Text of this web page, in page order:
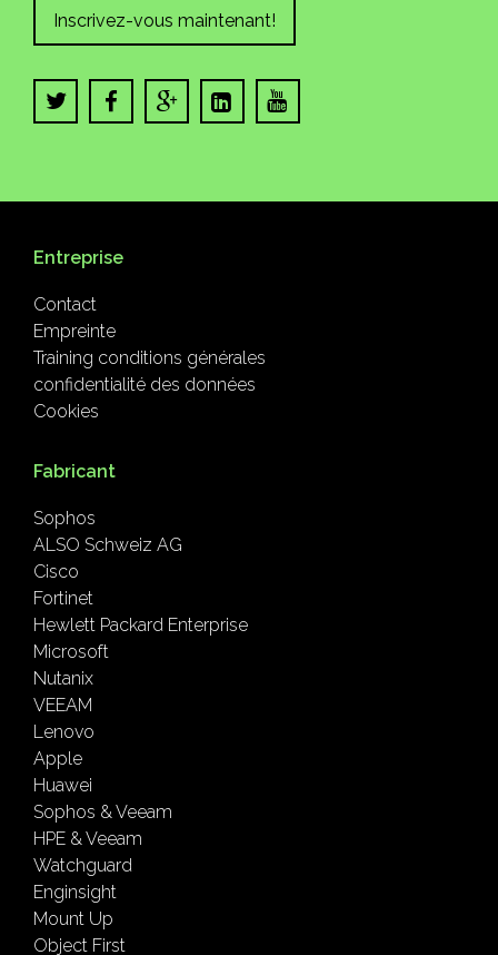
Inscrivez-vous maintenant!
Entreprise
Contact
Empreinte
Training conditions générales
confidentialité des données
Cookies
Fabricant
Sophos
ALSO Schweiz AG
Cisco
Fortinet
Hewlett Packard Enterprise
Microsoft
Nutanix
VEEAM
Lenovo
Apple
Huawei
Sophos & Veeam
HPE & Veeam
Watchguard
Enginsight
Mount Up
Object First